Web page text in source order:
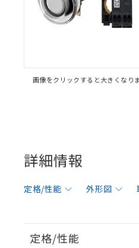
画像をクリックすると大きくなり
詳細情報
定格/性能 外形図
定格/性能